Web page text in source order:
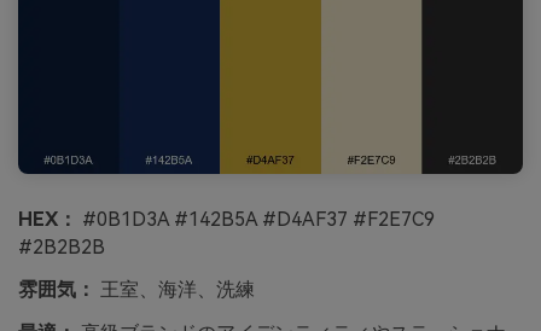
HEX： #0B1D3A #142B5A #D4AF37 #F2E7C9
#2B2B2B
雰囲気： 王室、海洋、洗練